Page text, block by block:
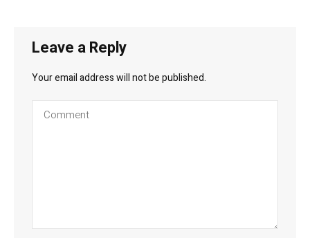
Leave a Reply
Your email address will not be published.